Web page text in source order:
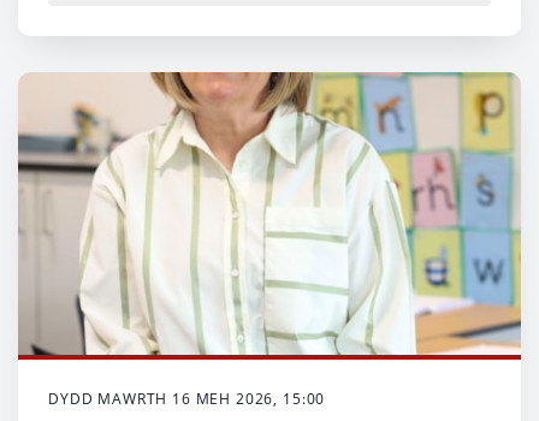
DYDD MAWRTH 16 MEH 2026, 15:00